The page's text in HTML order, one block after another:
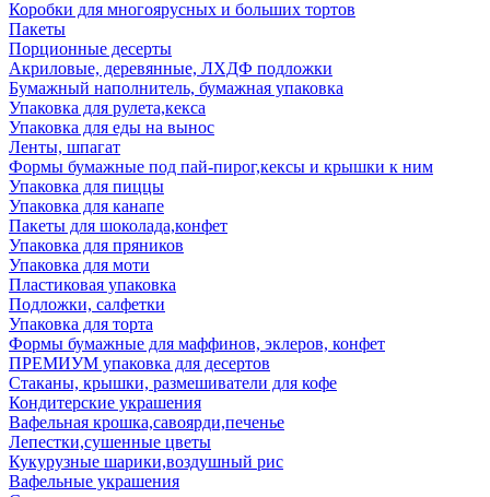
Коробки для многоярусных и больших тортов
Пакеты
Порционные десерты
Акриловые, деревянные, ЛХДФ подложки
Бумажный наполнитель, бумажная упаковка
Упаковка для рулета,кекса
Упаковка для еды на вынос
Ленты, шпагат
Формы бумажные под пай-пирог,кексы и крышки к ним
Упаковка для пиццы
Упаковка для канапе
Пакеты для шоколада,конфет
Упаковка для пряников
Упаковка для моти
Пластиковая упаковка
Подложки, салфетки
Упаковка для торта
Формы бумажные для маффинов, эклеров, конфет
ПРЕМИУМ упаковка для десертов
Стаканы, крышки, размешиватели для кофе
Кондитерские украшения
Вафельная крошка,савоярди,печенье
Лепестки,сушенные цветы
Кукурузные шарики,воздушный рис
Вафельные украшения